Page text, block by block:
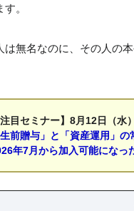
。
は無名なのに、その人の
注目セミナー】8月12日（水）
生前贈与」と「資産運用」の
年7月から加入可能になっ